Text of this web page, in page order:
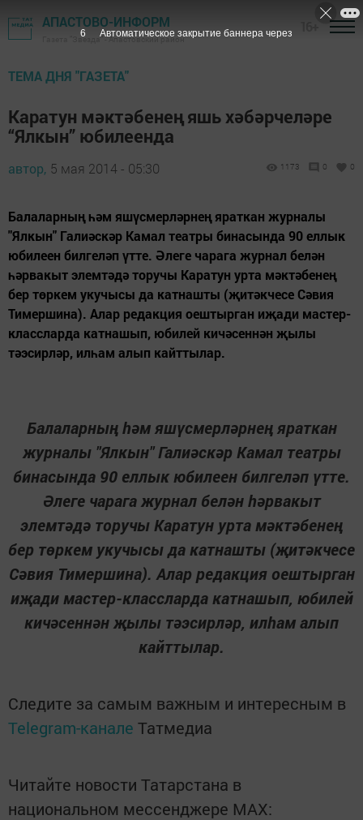
АПАСТОВО-ИНФОРМ
Газета "Звезда" - Апастовский район
ТЕМА ДНЯ "ГАЗЕТА"
Каратун мәктәбенең яшь хәбәрчеләре
“Ялкын” юбилеенда
автор, 5 мая 2014 - 05:30 1173 0 0
Балаларның һәм яшүсмерләрнең яраткан журналы
"Ялкын" Галиәскәр Камал театры бинасында 90 еллык
юбилеен билгеләп үтте. Әлеге чарага журнал белән
һәрвакыт элемтәдә торучы Каратун урта мәктәбенең
бер төркем укучысы да катнашты (җитәкчесе Сәвия
Тимершина). Алар редакция оештырган иҗади мастер-
классларда катнашып, юбилей кичәсеннән җылы
тәэсирләр, илһам алып кайттылар.
Балаларның һәм яшүсмерләрнең яраткан
журналы "Ялкын" Галиәскәр Камал театры
бинасында 90 еллык юбилеен билгеләп үтте.
Әлеге чарага журнал белән һәрвакыт
элемтәдә торучы Каратун урта мәктәбенең
бер төркем укучысы да катнашты (җитәкчесе
Сәвия Тимершина). Алар редакция оештырган
иҗади мастер-классларда катнашып, юбилей
кичәсеннән җылы тәэсирләр, илһам алып
кайттылар.
Следите за самым важным и интересным в
Telegram-канале Татмедиа
Читайте новости Татарстана в
национальном мессенджере MАХ:
6 Автоматическое закрытие баннера через